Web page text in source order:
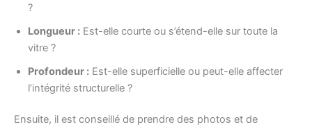
?
Longueur : Est-elle courte ou s’étend-elle sur toute la
vitre ?
Profondeur : Est-elle superficielle ou peut-elle affecter
l’intégrité structurelle ?
Ensuite, il est conseillé de prendre des photos et de